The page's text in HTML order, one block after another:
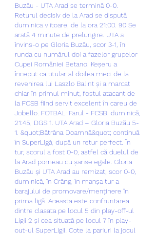
Buzău - UTA Arad se termină 0-0.
Returul decisiv de la Arad se dispută
duminica viitoare, de la ora 21:00. 90 Se
arată 4 minute de prelungire. UTA a
învins-o pe Gloria Buzău, scor 3-1, în
runda cu numărul doi a fazelor grupelor
Cupei României Betano. Keșeru a
început ca titular al doilea meci de la
revenirea lui Laszlo Balint și a marcat
chiar în primul minut, fostul atacant de
la FCSB fiind servit excelent în careu de
Jobello. FOTBAL: Farul - FCSB, duminică,
21:45, DGS 1. UTA Arad – Gloria Buzău 5-
1. &quot;Bătrâna Doamnă&quot; continuă
în SuperLigă, după un retur perfect. În
tur, scorul a fost 0-0, astfel că duelul de
la Arad porneau cu șanse egale. Gloria
Buzău și UTA Arad au remizat, scor 0-0,
duminică, în Crâng, în manșa tur a
barajului de promovare/menținere în
prima ligă. Aceasta este confruntarea
dintre clasata pe locul 5 din play-off-ul
Ligii 2 și cea situată pe locul 7 în play-
out-ul SuperLigii. Cote la pariuri la jocul